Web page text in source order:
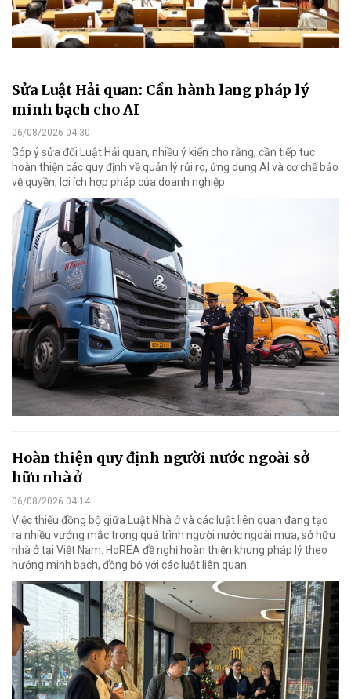
Sửa Luật Hải quan: Cần hành lang pháp lý
minh bạch cho AI
06/08/2026 04:30
Góp ý sửa đổi Luật Hải quan, nhiều ý kiến cho rằng, cần tiếp tục
hoàn thiện các quy định về quản lý rủi ro, ứng dụng AI và cơ chế bảo
vệ quyền, lợi ích hợp pháp của doanh nghiệp.
Hoàn thiện quy định người nước ngoài sở
hữu nhà ở
06/08/2026 04:14
Việc thiếu đồng bộ giữa Luật Nhà ở và các luật liên quan đang tạo
ra nhiều vướng mắc trong quá trình người nước ngoài mua, sở hữu
nhà ở tại Việt Nam. HoREA đề nghị hoàn thiện khung pháp lý theo
hướng minh bạch, đồng bộ với các luật liên quan.